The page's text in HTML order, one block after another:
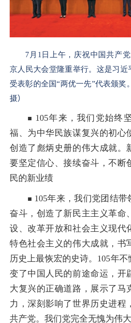
7 月 1 日上午，庆祝中国共产
京人民大会堂隆重举行。这是习近
受表彰的全国“两优一先”代表颁奖。
摄）
■ 105年来，我们党始终
福、为中华民族谋复兴的初心
创造了彪炳史册的伟大成就。
要坚定信心、接续奋斗，不断
民的新业绩
■ 105年来，我们党团结带
奋斗，创造了新民主主义革命
设、改革开放和社会主义现代
特色社会主义的伟大成就，书
历史上最恢宏的史诗。 105年不
变了中国人民的前途命运，开
大复兴的正确道路，展示了马
力，深刻影响了世界历史进程
共产党。我们党完全无愧为伟